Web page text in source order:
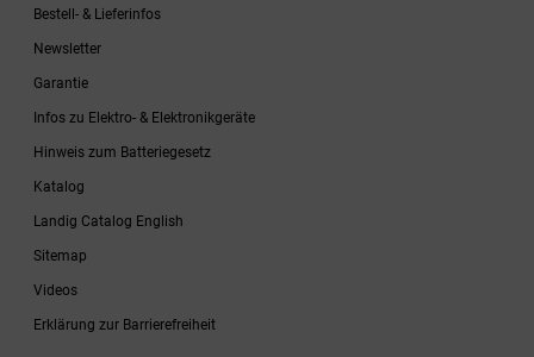
Bestell- & Lieferinfos
Newsletter
Garantie
Infos zu Elektro- & Elektronikgeräte
Hinweis zum Batteriegesetz
Katalog
Landig Catalog English
Sitemap
Videos
Erklärung zur Barrierefreiheit